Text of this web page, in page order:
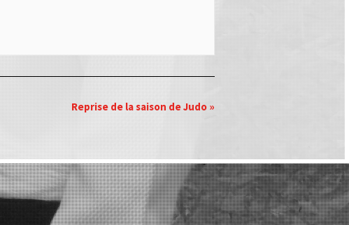
Reprise de la saison de Judo »